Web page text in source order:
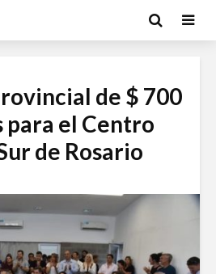
de $ 700
para el Centro
de Rosario